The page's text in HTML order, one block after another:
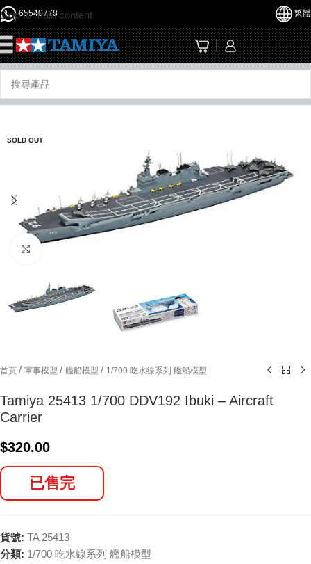
Skip to main content
65540778 繁體
SOLD OUT
首頁 / 軍事模型 / 艦船模型 / 1/700 吃水線系列 艦船模型
Tamiya 25413 1/700 DDV192 Ibuki – Aircraft
Carrier
$320.00
已售完
貨號: TA 25413
分類: 1/700 吃水線系列 艦船模型